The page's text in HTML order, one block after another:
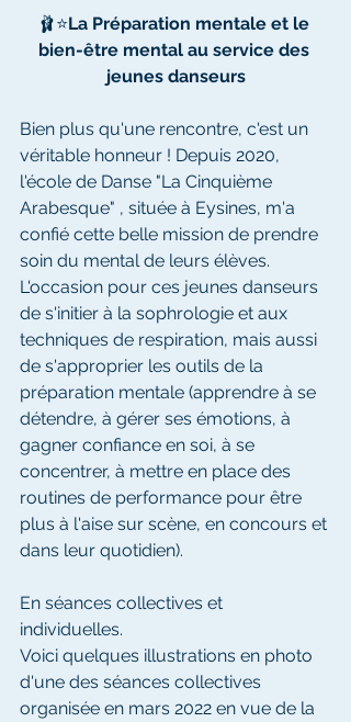
🩰⭐️La Préparation mentale et le
bien-être mental au service des
jeunes danseurs
Bien plus qu'une rencontre, c'est un
véritable honneur ! Depuis 2020,
l'école de Danse "La Cinquième
Arabesque" , située à Eysines, m'a
confié cette belle mission de prendre
soin du mental de leurs élèves.
L'occasion pour ces jeunes danseurs
de s'initier à la sophrologie et aux
techniques de respiration, mais aussi
de s'approprier les outils de la
préparation mentale (apprendre à se
détendre, à gérer ses émotions, à
gagner confiance en soi, à se
concentrer, à mettre en place des
routines de performance pour être
plus à l'aise sur scène, en concours et
dans leur quotidien).
En séances collectives et
individuelles.
Voici quelques illustrations en photo
d'une des séances collectives
organisée en mars 2022 en vue de la